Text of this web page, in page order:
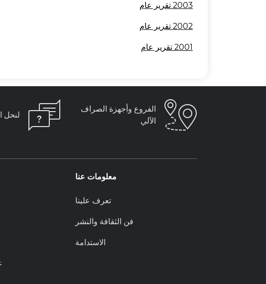
2003 تقرير عام
2002 تقرير عام
2001 تقرير عام
الفروع وأجهزة الصراف
الآلي
لنحل
معلومات عنا
تعرف علينا
فن الثقافة والنشر
الاستدامة